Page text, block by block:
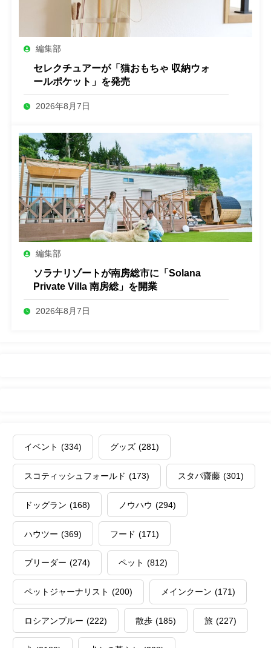
編集部
セレクチュアーが「猫おもちゃ 収納ウォ
ールポケット」を発売
2026年8月7日
編集部
ソラナリゾートが南房総市に「Solana
Private Villa 南房総」を開業
2026年8月7日
イベント (334) グッズ (281)
スコティッシュフォールド (173) スタパ齋藤 (301)
ドッグラン (168) ノウハウ (294)
ハウツー (369) フード (171)
ブリーダー (274) ペット (812)
ペットジャーナリスト (200) メインクーン (171)
ロシアンブルー (222) 散歩 (185) 旅 (227)